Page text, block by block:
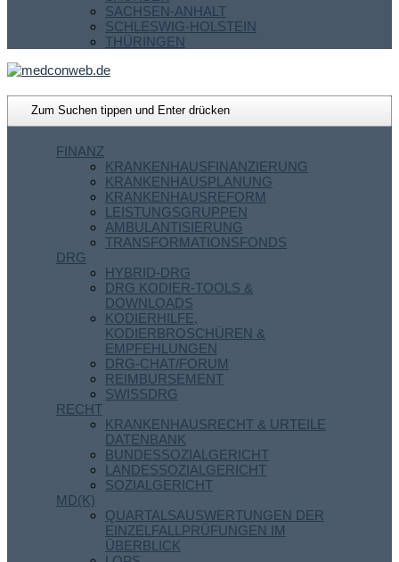
SACHSEN-ANHALT
SCHLESWIG-HOLSTEIN
THÜRINGEN
FINANZ
KRANKENHAUSFINANZIERUNG
KRANKENHAUSPLANUNG
KRANKENHAUSREFORM
LEISTUNGSGRUPPEN
AMBULANTISIERUNG
TRANSFORMATIONSFONDS
DRG
HYBRID-DRG
DRG KODIER-TOOLS &
DOWNLOADS
KODIERHILFE,
KODIERBROSCHÜREN &
EMPFEHLUNGEN
DRG-CHAT/FORUM
REIMBURSEMENT
SWISSDRG
RECHT
KRANKENHAUSRECHT & URTEILE
DATENBANK
BUNDESSOZIALGERICHT
LANDESSOZIALGERICHT
SOZIALGERICHT
MD(K)
QUARTALSAUSWERTUNGEN DER
EINZELFALLPRÜFUNGEN IM
ÜBERBLICK